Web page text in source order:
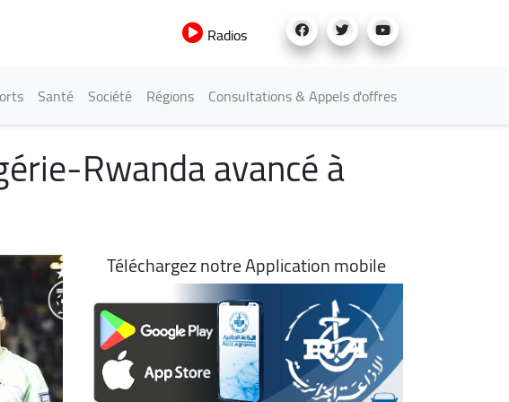
Radios
Santé Société Régions Consultations & Appels d'offres
Rwanda avancé à
Téléchargez notre Application mobile